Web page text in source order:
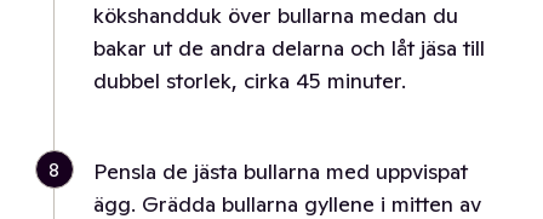
kökshandduk över bullarna medan du
bakar ut de andra delarna och låt jäsa till
dubbel storlek, cirka 45 minuter.
8
Pensla de jästa bullarna med uppvispat
ägg. Grädda bullarna gyllene i mitten av